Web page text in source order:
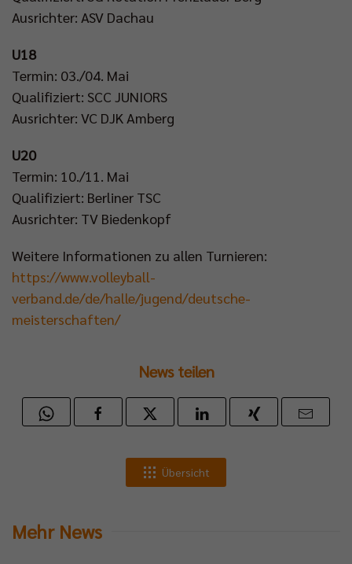
Ausrichter: ASV Dachau
U18
Termin: 03./04. Mai
Qualifiziert: SCC JUNIORS
Ausrichter: VC DJK Amberg
U20
Termin: 10./11. Mai
Qualifiziert: Berliner TSC
Ausrichter: TV Biedenkopf
Weitere Informationen zu allen Turnieren:
https://www.volleyball-
verband.de/de/halle/jugend/deutsche-
meisterschaften/
News teilen
Übersicht
Mehr News